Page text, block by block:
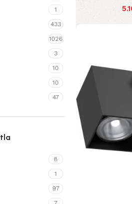
444
4
339
2
3
1
433
1026
3
10
10
47
122
615
2
22
8
1
97